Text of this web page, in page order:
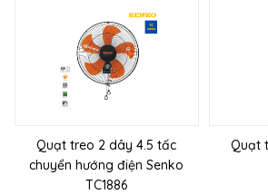
Quạt treo 2 dây 4.5 tấc
chuyển hướng điện Senko
TC1886
Quạt